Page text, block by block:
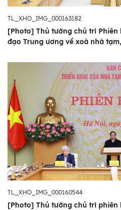
TL_XHO_IMG_000163182
[Photo] Thủ tướng chủ trì Phiên
đạo Trung ương về xoá nhà
TL_XHO_IMG_000160544
[Photo] Thủ tướng chủ trì phiên